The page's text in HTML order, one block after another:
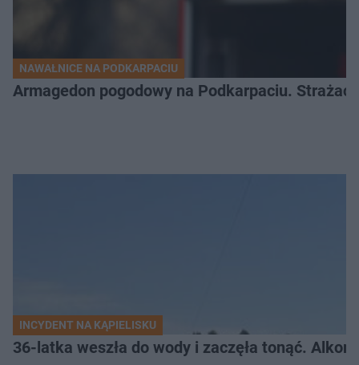
NAWAŁNICE NA PODKARPACIU
Armagedon pogodowy na Podkarpaciu.
INCYDENT NA KĄPIELISKU
36-latka weszła do wody i zaczęła tonąć.